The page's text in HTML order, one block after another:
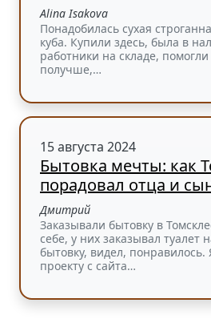
Alina Isakova
Понадобилась сухая
куба. Купили здесь, была в
работники на складе,
получше,…
15 августа 2024
Бытовка мечты: как
порадовал отца и
Дмитрий
Заказывали бытовку в
себе, у них заказывал туалет
бытовку, видел, понравилось.
проекту с сайта…